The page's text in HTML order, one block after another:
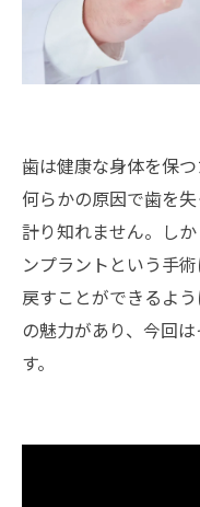
歯は健康な身体を保
何らかの原因で歯を
計り知れません。し
ンプラントという手
戻すことができるよ
の魅力があり、今回
す。